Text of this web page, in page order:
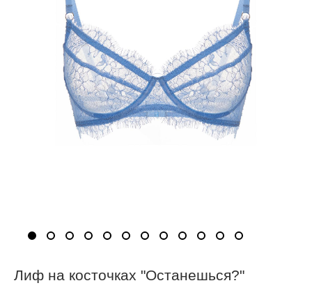
Лиф на косточках "Останешься?"